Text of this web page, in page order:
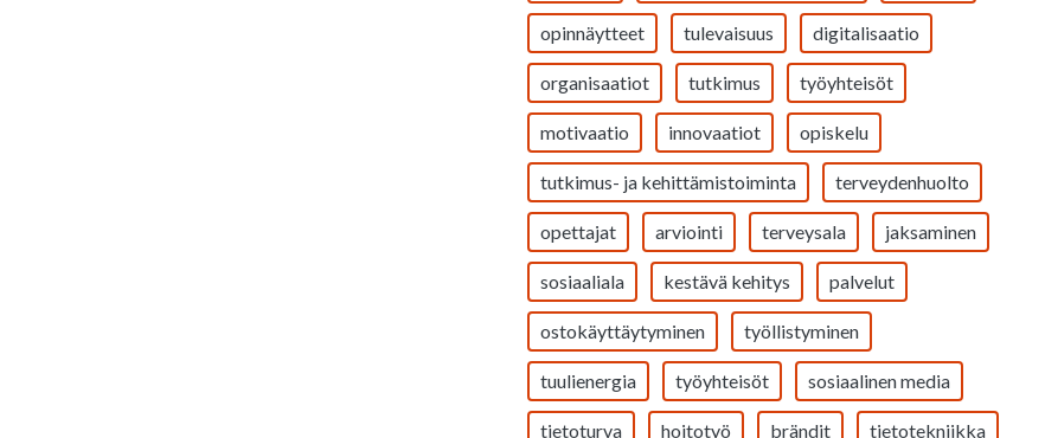
opinnäytteet tulevaisuus digitalisaatio
organisaatiot tutkimus työyhteisöt
motivaatio innovaatiot opiskelu
tutkimus- ja kehittämistoiminta terveydenhuolto
opettajat arviointi terveysala jaksaminen
sosiaaliala kestävä kehitys palvelut
ostokäyttäytyminen työllistyminen
tuulienergia työyhteisöt sosiaalinen media
tietoturva hoitotyö brändit tietotekniikka